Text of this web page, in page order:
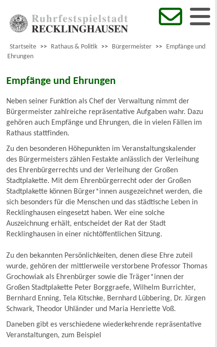
Startseite >> Rathaus & Politik >> Bürgermeister >> Empfänge und
Ehrungen
Empfänge und Ehrungen
Neben seiner Funktion als Chef der Verwaltung nimmt der
Bürgermeister zahlreiche repräsentative Aufgaben wahr. Dazu
gehören auch Empfänge und Ehrungen, die in vielen Fällen im
Rathaus stattfinden.
Zu den besonderen Höhepunkten im Veranstaltungskalender
des Bürgermeisters zählen Festakte anlässlich der Verleihung
des Ehrenbürgerrechts und der Verleihung der Großen
Stadtplakette. Mit dem Ehrenbürgerrecht oder der Großen
Stadtplakette können Bürger*innen ausgezeichnet werden, die
sich besonders für die Menschen und das städtische Leben in
Recklinghausen eingesetzt haben. Wer eine solche
Auszeichnung erhält, entscheidet der Rat der Stadt
Recklinghausen in einer nichtöffentlichen Sitzung.
Zu den bekannten Persönlichkeiten, denen diese Ehre zuteil
wurde, gehören der mittlerweile verstorbene Professor Thomas
Grochowiak als Ehrenbürger sowie die Träger*innen der
Großen Stadtplakette Peter Borggraefe, Wilhelm Burrichter,
Bernhard Enning, Tela Kitschke, Bernhard Lübbering, Dr. Jürgen
Schwark, Theodor Uhländer und Maria Henriette Voß.
Daneben gibt es verschiedene wiederkehrende repräsentative
Veranstaltungen, zum Beispiel